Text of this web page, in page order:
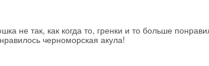
не так, как когда то, гренки и то больше
черноморская акула!